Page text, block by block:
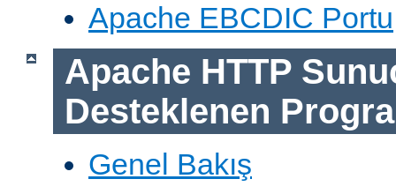
Apache EBCDIC Portu
Apache HTTP
Desteklenen
Genel Bakış